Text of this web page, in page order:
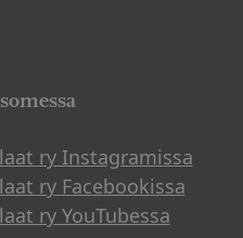
ry Instagramissa
ry Facebookissa
ry YouTubessa